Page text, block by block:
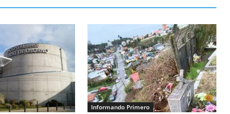
Informando Primero